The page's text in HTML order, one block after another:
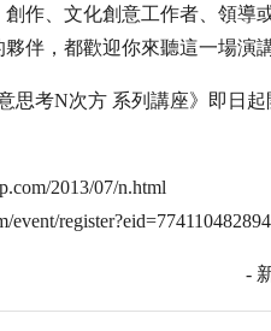
作、文化創意工作者、領導
伴，都歡迎你來聽這一場演
思考N次方 系列講座》即日
2013/07/n.html
-